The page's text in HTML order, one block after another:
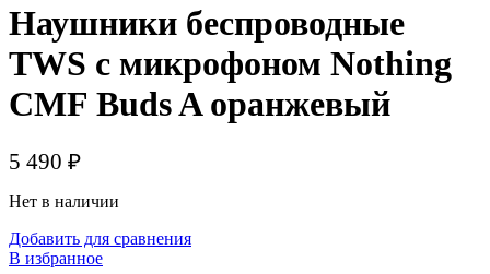
Наушники беспроводные
TWS с микрофоном Nothing
CMF Buds A оранжевый
5 490 ₽
Нет в наличии
Добавить для сравнения
В избранное